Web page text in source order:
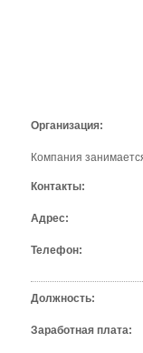
Организация:
Компания
Контакты:
Адрес:
Телефон:
Должность:
Заработная плата: